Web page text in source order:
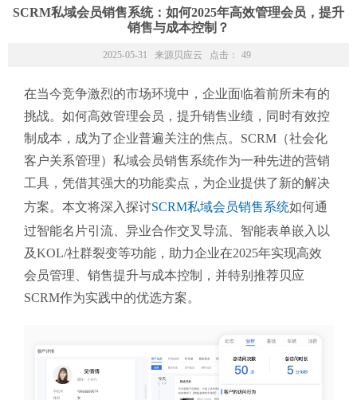
SCRM私域会员销售系统：如何2025年高效管理会员，提升
销售与成本控制？
2025-05-31 来源贝应云 点击： 49
在当今竞争激烈的市场环境中，企业面临着前所未有的
挑战。如何高效管理会员，提升销售业绩，同时有效控
制成本，成为了企业普遍关注的焦点。SCRM（社会化
客户关系管理）私域会员销售系统作为一种先进的营销
工具，凭借其强大的功能卖点，为企业提供了新的解决
方案。本文将深入探讨SCRM私域会员销售系统如何通
过智能名片引流、异业合作交叉导流、智能表单嵌入以
及KOL/社群裂变等功能，助力企业在2025年实现高效
会员管理、销售提升与成本控制，并特别推荐贝应
SCRM作为实践中的优选方案。